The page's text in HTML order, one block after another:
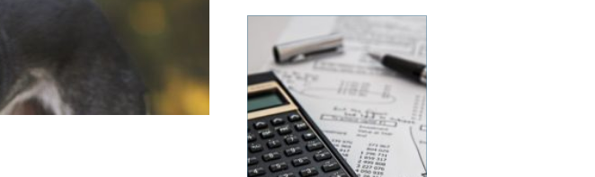
eller på en mindre ort i
inlandet. De långa
avstånden i norra
Sverige har tidigare gjort
gulda...